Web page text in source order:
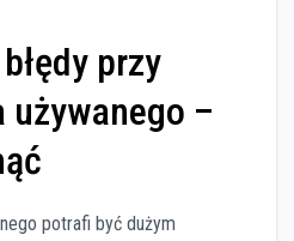
przy
używanego –
potrafi być dużym